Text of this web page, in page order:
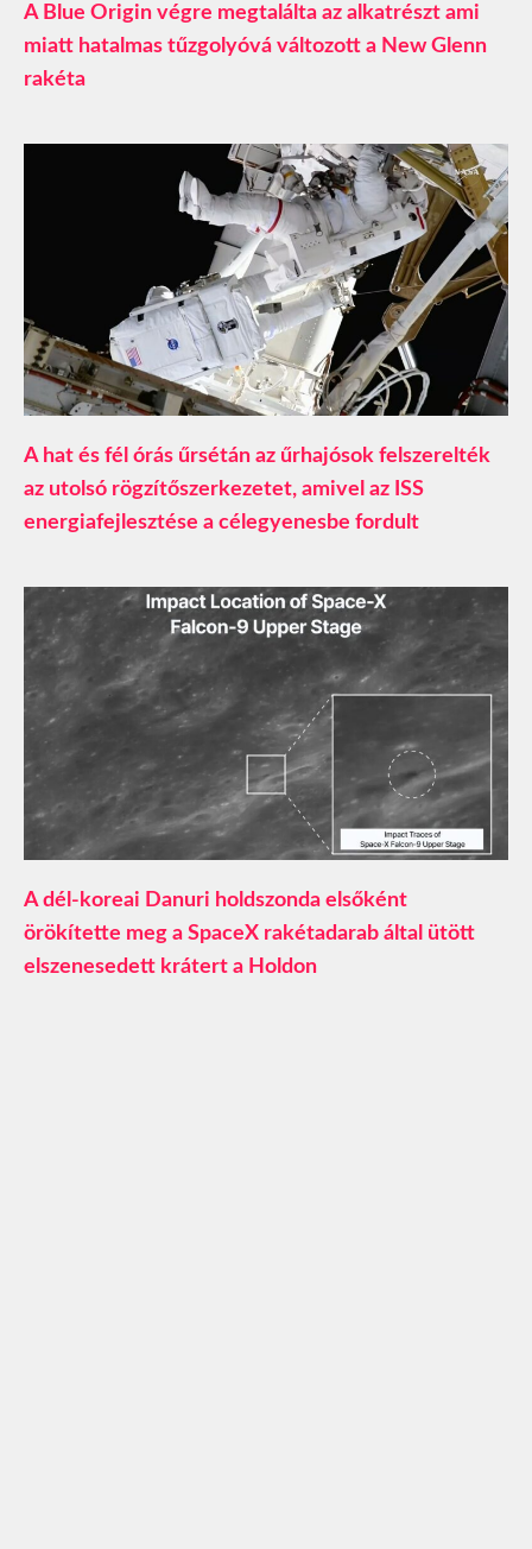
A Blue Origin végre megtalálta az alkatrészt ami
miatt hatalmas tűzgolyóvá változott a New Glenn
rakéta
A hat és fél órás űrsétán az űrhajósok felszerelték
az utolsó rögzítőszerkezetet, amivel az ISS
energiafejlesztése a célegyenesbe fordult
A dél-koreai Danuri holdszonda elsőként
örökítette meg a SpaceX rakétadarab által ütött
elszenesedett krátert a Holdon